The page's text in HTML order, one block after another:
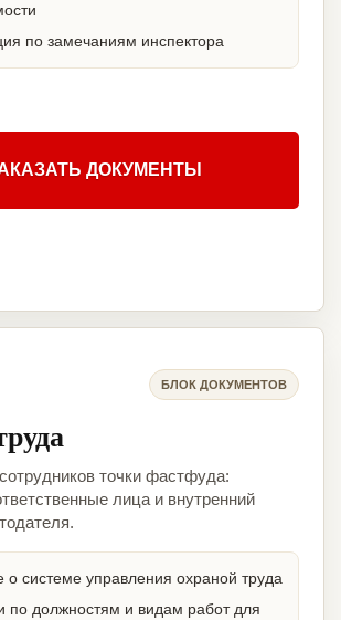
по замечаниям инспектора
ДОКУМЕНТЫ
БЛОК ДОКУМЕНТОВ
точки фастфуда:
лица и внутренний
о системе управления охраной труда
по должностям и видам работ для